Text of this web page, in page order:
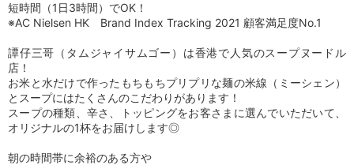
短時間（1日3時間）でOK！
※AC Nielsen HK Brand Index Tracking 2021 顧客満足度No.1
譚仔三哥（タムジャイサムゴー）は香港で人気のスープヌードル
店！
お米と水だけで作ったもちもちプリプリな麺の米線（ミーシェン）
とスープにはたくさんのこだわりがあります！
スープの種類、辛さ、トッピングをお客さまに選んでいただいて、
オリジナルの1杯をお届けします◎
朝の時間帯に余裕のある方や